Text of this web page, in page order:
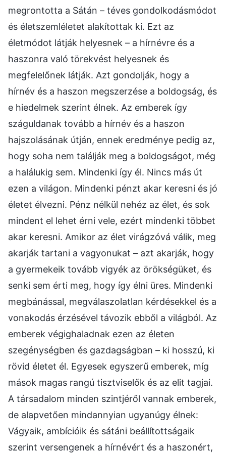
megrontotta a Sátán – téves gondolkodásmódot
és életszemléletet alakítottak ki. Ezt az
életmódot látják helyesnek – a hírnévre és a
haszonra való törekvést helyesnek és
megfelelőnek látják. Azt gondolják, hogy a
hírnév és a haszon megszerzése a boldogság, és
e hiedelmek szerint élnek. Az emberek így
száguldanak tovább a hírnév és a haszon
hajszolásának útján, ennek eredménye pedig az,
hogy soha nem találják meg a boldogságot, még
a halálukig sem. Mindenki így él. Nincs más út
ezen a világon. Mindenki pénzt akar keresni és jó
életet élvezni. Pénz nélkül nehéz az élet, és sok
mindent el lehet érni vele, ezért mindenki többet
akar keresni. Amikor az élet virágzóvá válik, meg
akarják tartani a vagyonukat – azt akarják, hogy
a gyermekeik tovább vigyék az örökségüket, és
senki sem érti meg, hogy így élni üres. Mindenki
megbánással, megválaszolatlan kérdésekkel és a
vonakodás érzésével távozik ebből a világból. Az
emberek végighaladnak ezen az életen
szegénységben és gazdagságban – ki hosszú, ki
rövid életet él. Egyesek egyszerű emberek, míg
mások magas rangú tisztviselők és az elit tagjai.
A társadalom minden szintjéről vannak emberek,
de alapvetően mindannyian ugyanúgy élnek:
Vágyaik, ambícióik és sátáni beállítottságaik
szerint versengenek a hírnévért és a haszonért,